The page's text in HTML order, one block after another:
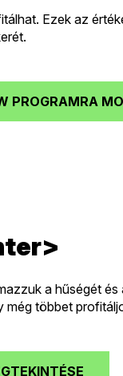
Ezek az
PROGRAMRA
a hűségét
többet